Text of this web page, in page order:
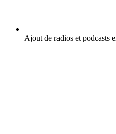
Ajout de radios et podcasts